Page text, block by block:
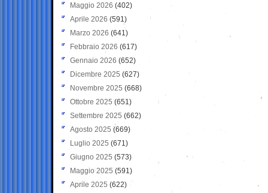
Maggio 2026 (402)
Aprile 2026 (591)
Marzo 2026 (641)
Febbraio 2026 (617)
Gennaio 2026 (652)
Dicembre 2025 (627)
Novembre 2025 (668)
Ottobre 2025 (651)
Settembre 2025 (662)
Agosto 2025 (669)
Luglio 2025 (671)
Giugno 2025 (573)
Maggio 2025 (591)
Aprile 2025 (622)